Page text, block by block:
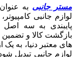
مستر جانبی به
لوازم جانبی
بازگشت کالا و تضمین
های معتبر دنیا، به یک
لوازم جانبی تبدیل